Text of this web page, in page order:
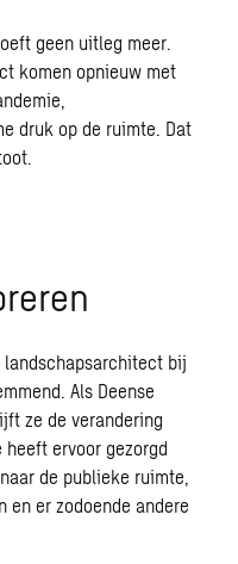
geen uitleg meer.
komen opnieuw met
druk op de ruimte. Dat
landschapsarchitect bij
Als Deense
ze de verandering
ervoor gezorgd
de publieke ruimte,
en er zodoende andere